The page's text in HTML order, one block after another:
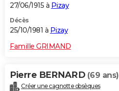
27/06/1915 à Pizay
Décès
25/10/1981 à Pizay
Famille GRIMAND
Pierre BERNARD (69 ans)
Créer une cagnotte obsèques